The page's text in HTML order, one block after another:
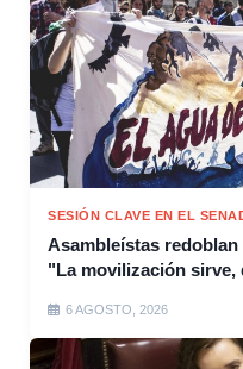
SESIÓN CLAVE EN EL
Asambleístas
"La movilización sirve,
6 AGOSTO, 2026